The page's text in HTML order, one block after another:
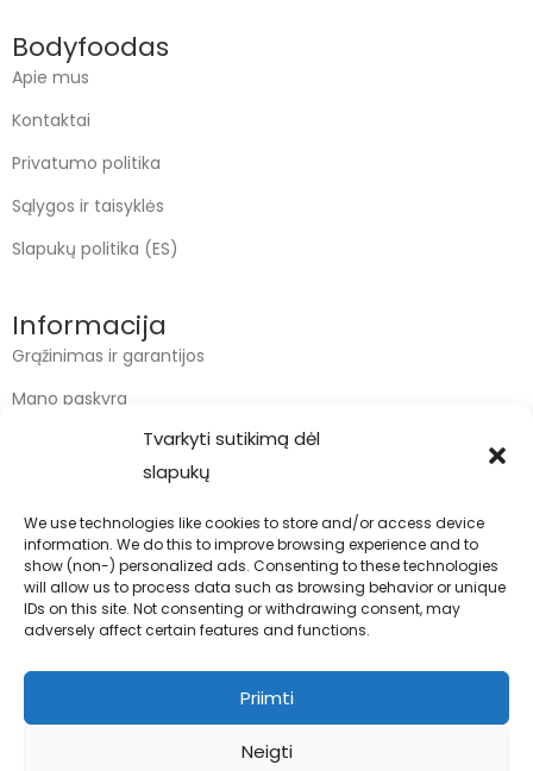
Tvarkyti sutikimą dėl
slapukų
We use technologies like cookies to store and/or access device
information. We do this to improve browsing experience and to
show (non-) personalized ads. Consenting to these technologies
will allow us to process data such as browsing behavior or unique
IDs on this site. Not consenting or withdrawing consent, may
adversely affect certain features and functions.
Priimti
Neigti
Bodyfoodas
Apie mus
Kontaktai
Privatumo politika
Sąlygos ir taisyklės
Slapukų politika (ES)
Informacija
Grąžinimas ir garantijos
Mano paskyra
Kontaktai
info@bodyfoodas.lt
+370 600 77017
Visos teisės saugomos © Bodyfoodas.lt 2026